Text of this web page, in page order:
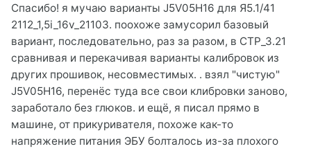
Спасибо! я мучаю варианты J5V05H16 для Я5.1/41
2112_1,5i_16v_21103. поохоже замусорил базовый
вариант, последовательно, раз за разом, в CTP_3.21
сравнивая и перекачивая варианты калибровок из
других прошивок, несовместимых. . взял "чистую"
J5V05H16, перенёс туда все свои клибровки заново,
заработало без глюков. и ещё, я писал прямо в
машине, от прикуривателя, похоже как-то
напряжение питания ЭБУ болталось из-за плохого